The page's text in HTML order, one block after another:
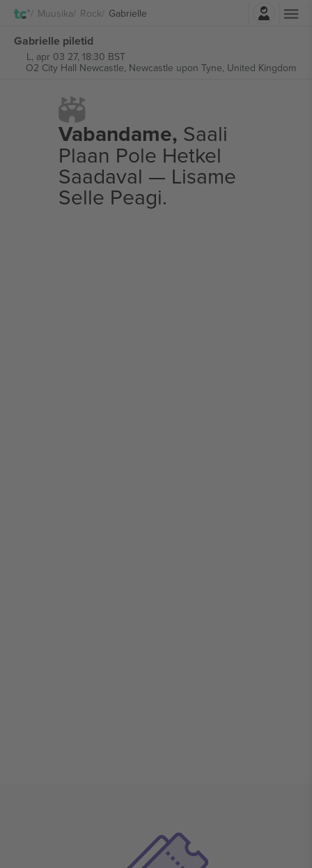
Muusika Rock Gabrielle
Gabrielle piletid
L, apr 03 27, 18:30 BST
O2 City Hall Newcastle, Newcastle upon Tyne, United Kingdom
Vabandame, Saali
Plaan Pole Hetkel
Saadaval — Lisame
Selle Peagi.